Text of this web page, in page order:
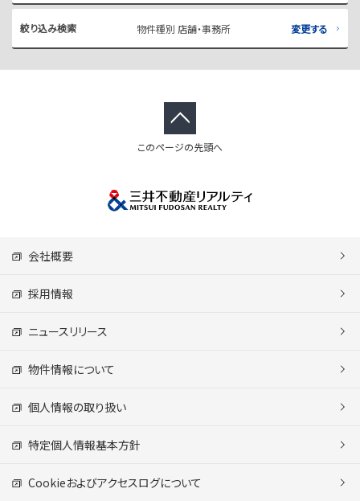
絞り込み検索 物件種別 店舗・事務所 変更する
このページの先頭へ
会社概要
採用情報
ニュースリリース
物件情報について
個人情報の取り扱い
特定個人情報基本方針
Cookieおよびアクセスログについて